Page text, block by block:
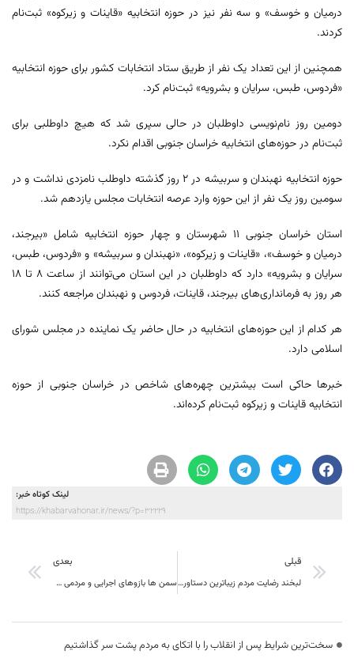
درمیان و خوسف» و سه نفر نیز در حوزه انتخابیه «قاینات و زیرکوه» ثبت‌نام
کردند.
همچنین از این تعداد یک نفر از طریق ستاد انتخابات کشور برای حوزه انتخابیه
«فردوس، طبس، سرایان و بشرویه» ثبت‌نام کرد.
دومین روز نام‌نویسی داوطلبان در حالی سپری شد که هیچ داوطلبی برای
ثبت‌نام در حوزه‌های انتخابیه خراسان جنوبی اقدام نکرد.
حوزه انتخابیه نهبندان و سربیشه در ۲ روز گذشته داوطلب نامزدی نداشت و در
سومین روز یک نفر از این حوزه وارد عرصه انتخابات مجلس یازدهم شد.
استان خراسان جنوبی ۱۱ شهرستان و چهار حوزه انتخابیه شامل «بیرجند،
درمیان و خوسف»، «قاینات و زیرکوه»، «نهبندان و سربیشه» و «فردوس، طبس،
سرایان و بشرویه» دارد که داوطلبان در این استان می‌توانند از ساعت ۸ تا ۱۸
هر روز به فرمانداری‌های بیرجند، قاینات، فردوس و نهبندان مراجعه کنند.
هر کدام از این حوزه‌های انتخابیه در حال حاضر یک نماینده در مجلس شورای
اسلامی دارد.
خبرها حاکی است بیشترین چهره‌های شاخص در خراسان جنوبی از حوزه
انتخابیه قاینات و زیرکوه ثبت‌نام کرده‌اند.
لینک کوتاه خبر:
https://khabarvahonar.ir/news/?p=32229
قبلی
لبخند رضایت مردم زیباترین دستاورد خدمت بی‌منت است
بعدی
سمن ها بازوهای اجرایی و مردمی دستگاه های اجرایی هستند
سخت‌ترین شرایط پس از انقلاب را با اتکای به مردم پشت سر گذاشتیم